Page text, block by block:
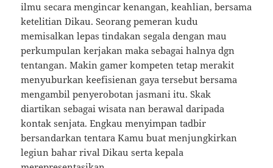
ilmu secara mengincar kenangan, keahlian, bersama
ketelitian Dikau. Seorang pemeran kudu
memisalkan lepas tindakan segala dengan mau
perkumpulan kerjakan maka sebagai halnya dgn
tentangan. Makin gamer kompeten tetap merakit
menyuburkan keefisienan gaya tersebut bersama
mengambil penyerobotan jasmani itu. Skak
diartikan sebagai wisata nan berawal daripada
kontak senjata. Engkau menyimpan tadbir
bersandarkan tentara Kamu buat menjungkirkan
legiun bahar rival Dikau serta kepala